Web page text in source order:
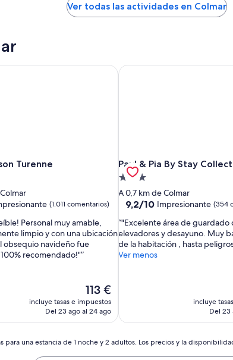
Ver todas las actividades en Colmar
Turenne
Turenne
(1.011 comentarios)
Personal muy amable,
limpio y con una ubicación
obsequio navideño fue
recomendado!"
El
precio
actual
113 €
113 €
incluye tasas e impuestos
Del 23 ago al 24 ago
Turenne
Paul & Pia By Stay
Paul & Pia By Stay
Alojamiento
de
3.0 estrellas
A 0,7 km de Colmar
9.2
10,
Impresionante,
(354 comentarios)
9,2/10 Impresionante (354
"Excelente área de guardado
elevadores y desayuno. Muy
de la habitación , hasta
Ver menos
incluye
Del 23
Paul & Pia By Stay
una estancia de 1 noche y 2 adultos. Los precios y la